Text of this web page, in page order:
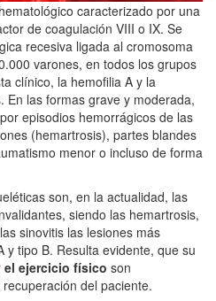
caracterizado por una
de coagulación VIII o IX. Se
recesiva ligada al cromosoma
varones, en todos los grupos
clínico, la hemofilia A y la
En las formas grave y moderada,
episodios hemorrágicos de las
(hemartrosis), partes blandes
menor o incluso de forma
son, en la actualidad, las
siendo las hemartrosis,
sinovitis las lesiones más
y tipo B. Resulta evidente, que su
el ejercicio físico son
del paciente.